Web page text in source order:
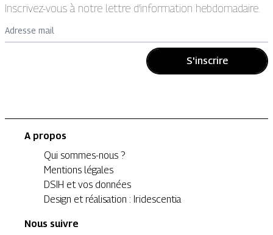
Inscrivez-vous à notre lettre d’information hebdomadaire.
Adresse mail
S'inscrire
A propos
Qui sommes-nous ?
Mentions légales
DSIH et vos données
Design et réalisation : Iridescentia
Nous suivre